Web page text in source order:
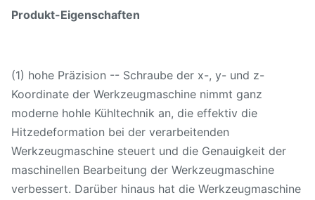
Spindelgeschwindigkeit
Kilowatt
Werkzeugmagazinkapazität T
Werkzeugschaftart
Max. Werkzeuglänge Millimeter
Produkt-Eigenschaften
(1) hohe Präzision -- Schraube der x-, y- und z-
Koordinate der Werkzeugmaschine nimmt ganz
moderne hohle Kühltechnik an, die effektiv die
Hitzedeformation bei der verarbeitenden
Werkzeugmaschine steuert und die Genauigkeit der
maschinellen Bearbeitung der Werkzeugmaschine
verbessert. Darüber hinaus hat die Werkzeugmaschine